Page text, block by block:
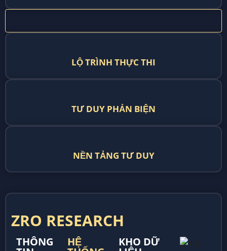
LỘ TRÌNH THỰC THI
TƯ DUY PHẢN BIỆN
NỀN TẢNG TƯ DUY
ZRO RESEARCH
THÔNG HỆ KHO DỮ